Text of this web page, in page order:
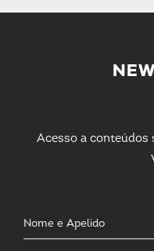
Acesso a conteúdos